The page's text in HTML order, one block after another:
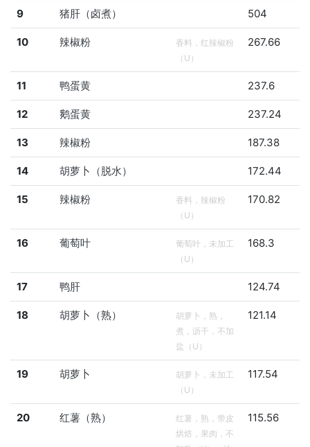
9 猪肝（卤煮） 504
10 辣椒粉
香料，红辣椒粉
（U）
267.66
11 鸭蛋黄 237.6
12 鹅蛋黄 237.24
13 辣椒粉 187.38
14 胡萝卜（脱水） 172.44
15 辣椒粉
香料，辣椒粉
（U）
170.82
16 葡萄叶
葡萄叶，未加工
（U）
168.3
17 鸭肝 124.74
18 胡萝卜（熟）
胡萝卜，熟，
煮，沥干，不加
盐（U）
121.14
19 胡萝卜
胡萝卜，未加工
（U）
117.54
20 红薯（熟）
红薯，熟，带皮
烘焙，果肉，不
115.56